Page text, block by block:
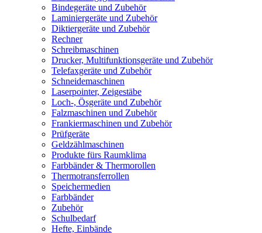
Bindegeräte und Zubehör
Laminiergeräte und Zubehör
Diktiergeräte und Zubehör
Rechner
Schreibmaschinen
Drucker, Multifunktionsgeräte und Zubehör
Telefaxgeräte und Zubehör
Schneidemaschinen
Laserpointer, Zeigestäbe
Loch-, Ösgeräte und Zubehör
Falzmaschinen und Zubehör
Frankiermaschinen und Zubehör
Prüfgeräte
Geldzählmaschinen
Produkte fürs Raumklima
Farbbänder & Thermorollen
Thermotransferrollen
Speichermedien
Farbbänder
Zubehör
Schulbedarf
Hefte, Einbände